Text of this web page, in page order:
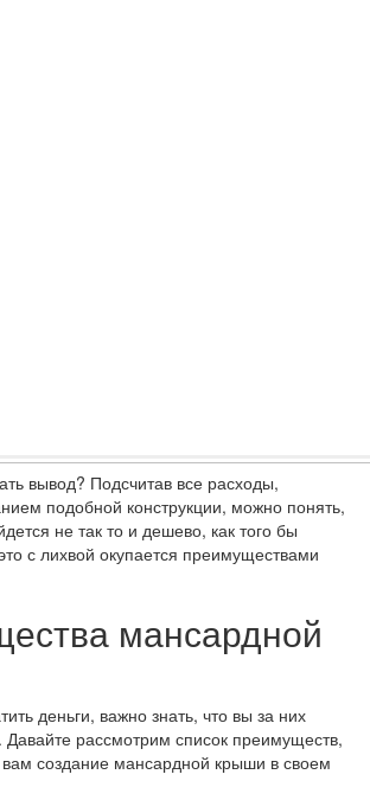
вывод? Подсчитав все расходы,
подобной конструкции, можно понять,
не так то и дешево, как того бы
с лихвой окупается преимуществами
мансардной
деньги, важно знать, что вы за них
Давайте рассмотрим список преимуществ,
создание мансардной крыши в своем